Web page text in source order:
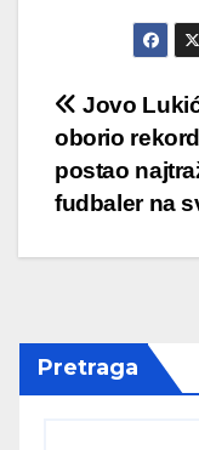
Post
Jovo
oborio
postao
fudbaler na
Pretraga